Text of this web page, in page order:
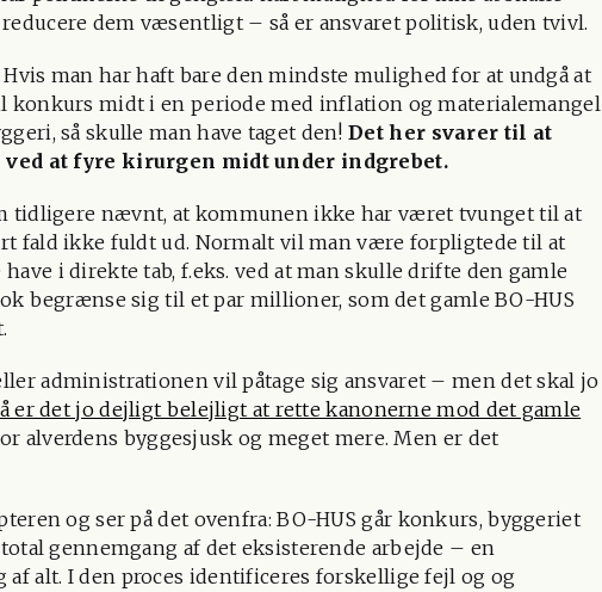
dem væsentligt – så er ansvaret politisk, uden tvivl.
Hvis man har haft bare den mindste mulighed for at undgå at
konkurs midt i en periode med inflation og materialemangel
så skulle man have taget den!Det her svarer til at
at fyre kirurgen midt under indgrebet.
tidligere nævnt, at kommunen ikke har været tvunget til at
fald ikke fuldt ud. Normalt vil man være forpligtede til at
i direkte tab, f.eks. ved at man skulle drifte den gamle
begrænse sig til et par millioner, som det gamle BO-HUS
administrationen vil påtage sig ansvaret – men det skal jo
er det jo dejligt belejligt at rette kanonerne mod det gamle
alverdens byggesjusk og meget mere. Men er det
og ser på det ovenfra: BO-HUS går konkurs, byggeriet
gennemgang af det eksisterende arbejde – en
alt. I den proces identificeres forskellige fejl og og